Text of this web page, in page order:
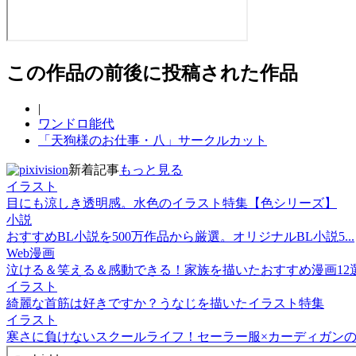
この作品の前後に投稿された作品
|
ワンドロ能代
「天狗様のお仕事・八」サークルカット
新着記事もっと見る
イラスト
目にも涼しき透明感。水色のイラスト特集【色シリーズ】
小説
おすすめBL小説を500万作品から厳選。オリジナルBL小説5...
Web漫画
泣ける＆笑える＆感動できる！家族を描いたおすすめ漫画12
イラスト
綺麗な首筋は好きですか？うなじを描いたイラスト特集
イラスト
寒さに負けないスクールライフ！セーラー服×カーディガン